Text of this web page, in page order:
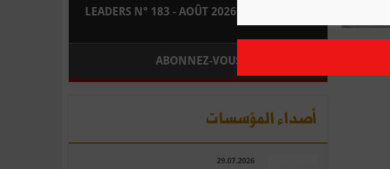
وزير
LEADERS N° 183 - AOÛT 2026 : EN KIOSQUE
ABONNEZ-VOUS
أصداء المؤسسات
29.07.2026